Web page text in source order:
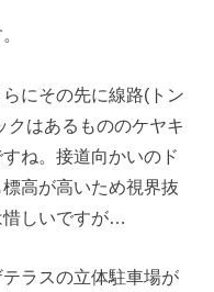
にその先に線路(トン
クはあるもののケヤキ
ね。接道向かいのド
高が高いため視界抜
しいですが…
ラスの立体駐車場が